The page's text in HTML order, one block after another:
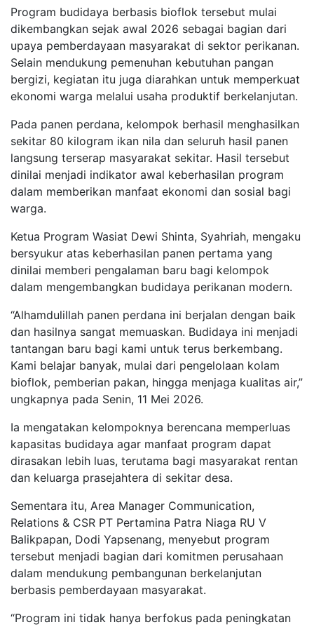
Program budidaya berbasis bioflok tersebut mulai
dikembangkan sejak awal 2026 sebagai bagian dari
upaya pemberdayaan masyarakat di sektor perikanan.
Selain mendukung pemenuhan kebutuhan pangan
bergizi, kegiatan itu juga diarahkan untuk memperkuat
ekonomi warga melalui usaha produktif berkelanjutan.
Pada panen perdana, kelompok berhasil menghasilkan
sekitar 80 kilogram ikan nila dan seluruh hasil panen
langsung terserap masyarakat sekitar. Hasil tersebut
dinilai menjadi indikator awal keberhasilan program
dalam memberikan manfaat ekonomi dan sosial bagi
warga.
Ketua Program Wasiat Dewi Shinta, Syahriah, mengaku
bersyukur atas keberhasilan panen pertama yang
dinilai memberi pengalaman baru bagi kelompok
dalam mengembangkan budidaya perikanan modern.
“Alhamdulillah panen perdana ini berjalan dengan baik
dan hasilnya sangat memuaskan. Budidaya ini menjadi
tantangan baru bagi kami untuk terus berkembang.
Kami belajar banyak, mulai dari pengelolaan kolam
bioflok, pemberian pakan, hingga menjaga kualitas air,”
ungkapnya pada Senin, 11 Mei 2026.
Ia mengatakan kelompoknya berencana memperluas
kapasitas budidaya agar manfaat program dapat
dirasakan lebih luas, terutama bagi masyarakat rentan
dan keluarga prasejahtera di sekitar desa.
Sementara itu, Area Manager Communication,
Relations & CSR PT Pertamina Patra Niaga RU V
Balikpapan, Dodi Yapsenang, menyebut program
tersebut menjadi bagian dari komitmen perusahaan
dalam mendukung pembangunan berkelanjutan
berbasis pemberdayaan masyarakat.
“Program ini tidak hanya berfokus pada peningkatan